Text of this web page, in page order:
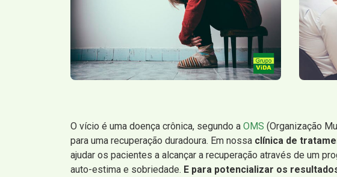
O vício é uma doença crônica, segundo a OMS (Organização
para uma recuperação duradoura. Em nossa clínica de
ajudar os pacientes a alcançar a recuperação através de um
auto-estima e sobriedade. E para potencializar os